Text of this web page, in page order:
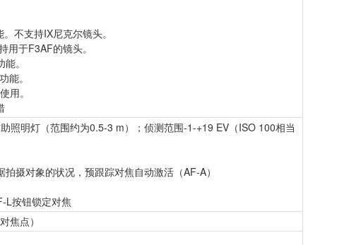
不支持IX尼克尔镜头。
于F3AF的镜头。
。
能。
用。
照明灯（范围约为0.5-3 m）；侦测范围-1-+19 EV（ISO 100相当
摄对象的状况，预跟踪对焦自动激活（AF-A）
L按钮锁定对焦
焦点）